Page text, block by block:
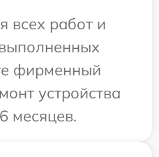
всех работ и
фирменный
устройства
месяцев.